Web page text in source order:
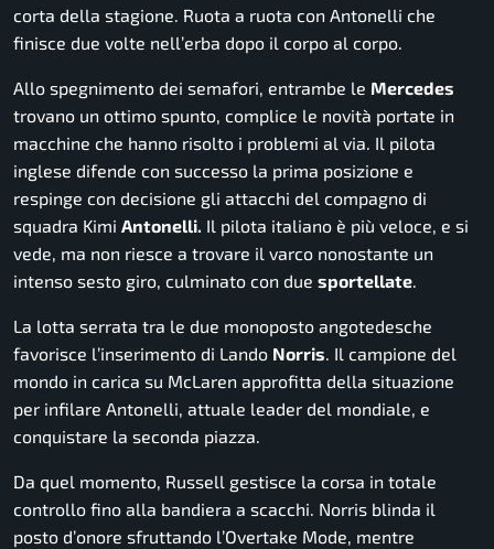
corta della stagione. Ruota a ruota con Antonelli che
finisce due volte nell’erba dopo il corpo al corpo.
Allo spegnimento dei semafori, entrambe le Mercedes
trovano un ottimo spunto, complice le novità portate in
macchine che hanno risolto i problemi al via. Il pilota
inglese difende con successo la prima posizione e
respinge con decisione gli attacchi del compagno di
squadra Kimi Antonelli. Il pilota italiano è più veloce, e si
vede, ma non riesce a trovare il varco nonostante un
intenso sesto giro, culminato con due sportellate.
La lotta serrata tra le due monoposto angotedesche
favorisce l’inserimento di Lando Norris. Il campione del
mondo in carica su McLaren approfitta della situazione
per infilare Antonelli, attuale leader del mondiale, e
conquistare la seconda piazza.
Da quel momento, Russell gestisce la corsa in totale
controllo fino alla bandiera a scacchi. Norris blinda il
posto d’onore sfruttando l’Overtake Mode, mentre